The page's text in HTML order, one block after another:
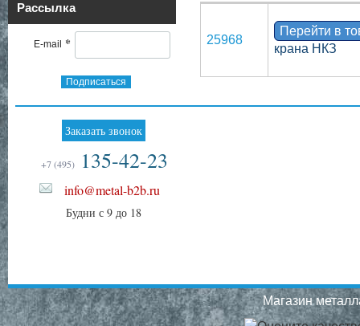
Рассылка
E-mail *
Подписаться
25968
Перейти в
крана НКЗ
Заказать звонок
+7 (495) 135-42-23
info@metal-b2b.ru
Будни с 9 до 18
Магазин